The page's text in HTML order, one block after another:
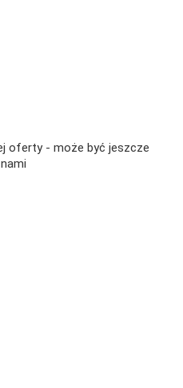
oferty - może być jeszcze